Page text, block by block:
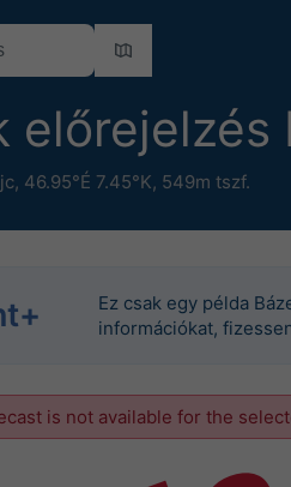
előrejelzés
, 46.95°É 7.45°K, 549m tszf.
Ez csak egy példa
információkat,
is not available for the